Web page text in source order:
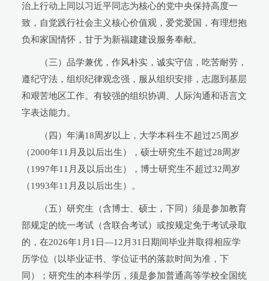
治上行动上同以习近平同志为核心的党中央保持高度一
致，自觉践行社会主义核心价值观，爱党爱国，有理想抱
负和家国情怀，甘于为新福建建设服务奉献。
（三）品学兼优，作风朴实，诚实守信，吃苦耐劳，
遵纪守法，组织纪律观念强，服从组织安排，志愿到基层
和艰苦地区工作。有较强的组织协调、人际沟通和语言文
字表达能力。
（四）年满18周岁以上，大学本科生不超过25周岁
（2000年11月及以后出生），硕士研究生不超过28周岁
（1997年11月及以后出生），博士研究生不超过32周岁
（1993年11月及以后出生）。
（五）研究生（含博士、硕士，下同）须是参加教育
部规定的统一考试（含联合考试）或按规定免于考试录取
的，在2026年1月1日—12月31日期间毕业并取得相应学
历学位（以毕业证书、学位证书的落款时间为准，下
同）；研究生的本科学历，须是参加普通高等学校全国统